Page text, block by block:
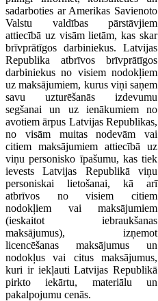
sadarboties ar Amerikas Savienoto
Valstu valdības pārstāvjiem
attiecībā uz visām lietām, kas skar
brīvprātīgos darbiniekus. Latvijas
Republika atbrīvos brīvprātīgos
darbiniekus no visiem nodokļiem
uz maksājumiem, kurus viņi saņem
savu uzturēšanās izdevumu
segšanai un uz ienākumiem no
avotiem ārpus Latvijas Republikas,
no visām muitas nodevām vai
citiem maksājumiem attiecībā uz
viņu personisko īpašumu, kas tiek
ievests Latvijas Republikā viņu
personiskai lietošanai, kā arī
atbrīvos no visiem citiem
nodokļiem vai maksājumiem
(ieskaitot iebraukšanas
maksājumus), izņemot
licencēšanas maksājumus un
nodokļus vai citus maksājumus,
kuri ir iekļauti Latvijas Republikā
pirkto iekārtu, materiālu un
pakalpojumu cenās.